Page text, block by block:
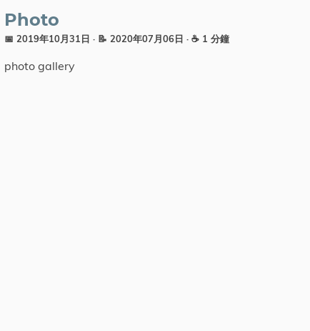
Photo
📅 2019年10月31日 · 📝 2020年07月06日 · ☕ 1 分鐘
photo gallery